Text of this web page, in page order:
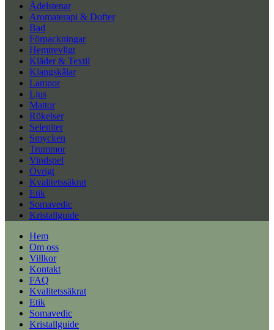
Ädelstenar
Aromaterapi & Dofter
Bad
Förpackningar
Hemtrevligt
Kläder & Textil
Klangskålar
Lampor
Ljus
Mattor
Rökelser
Seleniter
Smycken
Trummor
Vindspel
Övrigt
Kvalitetssäkrat
Etik
Somavedic
Kristallguide
Hem
Om oss
Villkor
Kontakt
FAQ
Kvalitetssäkrat
Etik
Somavedic
Kristallguide